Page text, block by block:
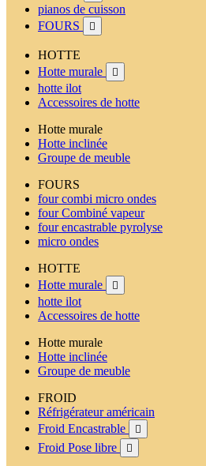
pianos de cuisson
FOURS

HOTTE
Hotte murale

hotte ilot
Accessoires de hotte
Hotte murale
Hotte inclinée
Groupe de meuble
FOURS
four combi micro ondes
four Combiné vapeur
four encastrable pyrolyse
micro ondes
HOTTE
Hotte murale

hotte ilot
Accessoires de hotte
Hotte murale
Hotte inclinée
Groupe de meuble
FROID
Réfrigérateur américain
Froid Encastrable

Froid Pose libre 